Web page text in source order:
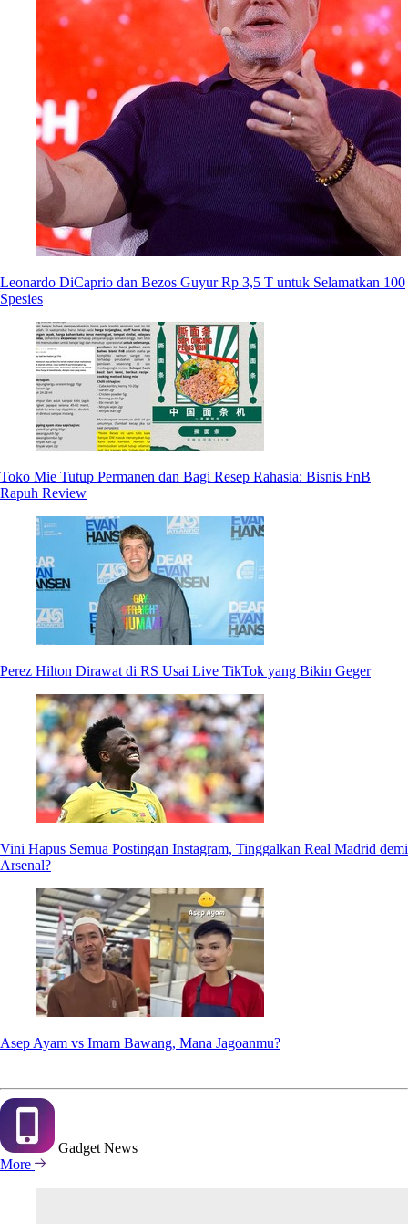
Leonardo DiCaprio dan Bezos Guyur Rp 3,5 T untuk Selamatkan 100
Spesies
Toko Mie Tutup Permanen dan Bagi Resep Rahasia: Bisnis FnB
Rapuh Review
Perez Hilton Dirawat di RS Usai Live TikTok yang Bikin Geger
Vini Hapus Semua Postingan Instagram, Tinggalkan Real Madrid demi
Arsenal?
Asep Ayam vs Imam Bawang, Mana Jagoanmu?
Gadget News
More